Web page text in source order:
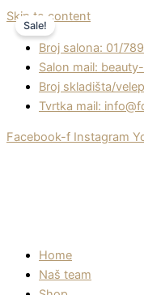
Skip to content
Broj salona: 01/
Salon mail:
Broj skladišta/
Tvrtka mail:
Facebook-f Instagram
Home
Naš team
Sale!